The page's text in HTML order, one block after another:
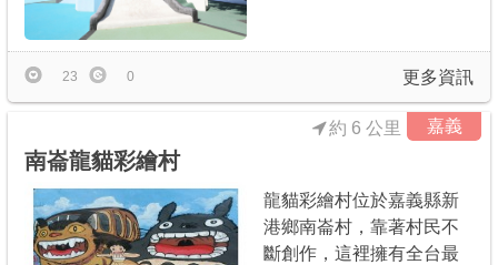
更多資訊
23 0
嘉義
約 6 公里
南崙龍貓彩繪村
龍貓彩繪村位於嘉義縣新
港鄉南崙村，靠著村民不
斷創作，這裡擁有全台最